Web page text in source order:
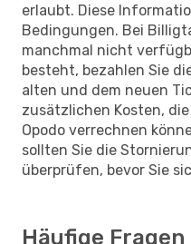
erlaubt. Diese
Bedingungen. Bei
manchmal nicht
besteht, bezahlen Sie
alten und dem neuen
zusätzlichen Kosten,
Opodo verrechnen
sollten Sie die
überprüfen, bevor Sie
Häufige